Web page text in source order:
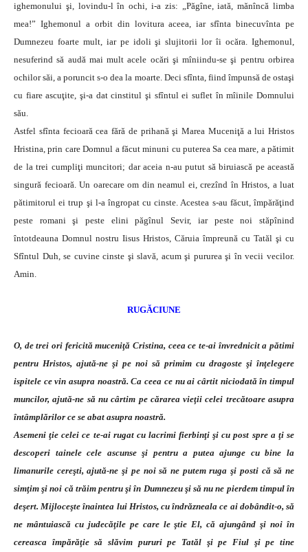
ighemonului şi, lovindu-l în ochi, i-a zis: „Păgîne, iată, mănîncă limba
mea!” Ighemonul a orbit din lovitura aceea, iar sfînta binecuvînta pe
Dumnezeu foarte mult, iar pe idoli şi slujitorii lor îi ocăra. Ighemonul,
nesuferind să audă mai mult acele ocări şi mîniindu-se şi pentru orbirea
ochilor săi, a poruncit s-o dea la moarte. Deci sfînta, fiind împunsă de ostaşi
cu fiare ascuţite, şi-a dat cinstitul şi sfîntul ei suflet în mîinile Domnului
său.
Astfel sfînta fecioară cea fără de prihană şi Marea Muceniţă a lui Hristos
Hristina, prin care Domnul a făcut minuni cu puterea Sa cea mare, a pătimit
de la trei cumpliţi muncitori; dar aceia n-au putut să biruiască pe această
singură fecioară. Un oarecare om din neamul ei, crezînd în Hristos, a luat
pătimitorul ei trup şi l-a îngropat cu cinste. Acestea s-au făcut, împărăţind
peste romani şi peste elini păgînul Sevir, iar peste noi stăpînind
întotdeauna Domnul nostru Iisus Hristos, Căruia împreună cu Tatăl şi cu
Sfîntul Duh, se cuvine cinste şi slavă, acum şi pururea şi în vecii vecilor.
Amin.
RUGĂCIUNE
O, de trei ori fericită muceniţă Cristina, ceea ce te-ai învrednicit a pătimi
pentru Hristos, ajută-ne şi pe noi să primim cu dragoste şi înţelegere
ispitele ce vin asupra noastră. Ca ceea ce nu ai cârtit niciodată în timpul
muncilor, ajută-ne să nu cârtim pe cărarea vieţii celei trecătoare asupra
întâmplărilor ce se abat asupra noastră.
Asemeni ţie celei ce te-ai rugat cu lacrimi fierbinţi şi cu post spre a ţi se
descoperi tainele cele ascunse şi pentru a putea ajunge cu bine la
limanurile cereşti, ajută-ne şi pe noi să ne putem ruga şi posti că să ne
simţim şi noi că trăim pentru şi în Dumnezeu şi să nu ne pierdem timpul în
deşert. Mijloceşte înaintea lui Hristos, cu îndrăzneala ce ai dobândit-o, să
ne mântuiască cu judecăţile pe care le ştie El, că ajungând şi noi în
cereasca împărăţie să slăvim pururi pe Tatăl şi pe Fiul şi pe tine